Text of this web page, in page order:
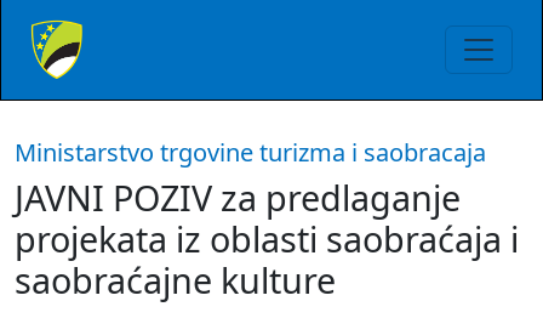
Ministarstvo trgovine turizma i saobracaja
JAVNI POZIV za predlaganje
projekata iz oblasti saobraćaja i
saobraćajne kulture